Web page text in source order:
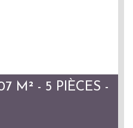
M² - 5 PIÈCES -